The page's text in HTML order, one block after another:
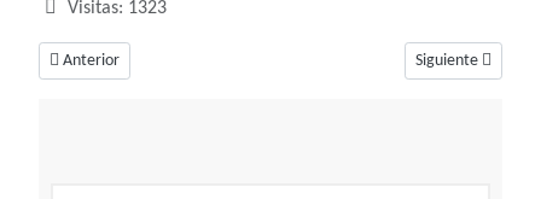
Visitas: 1323
Artículo anterior: ¿Qué número juega soñar con labios rojos?
Anterior Artículo siguiente:
Siguiente